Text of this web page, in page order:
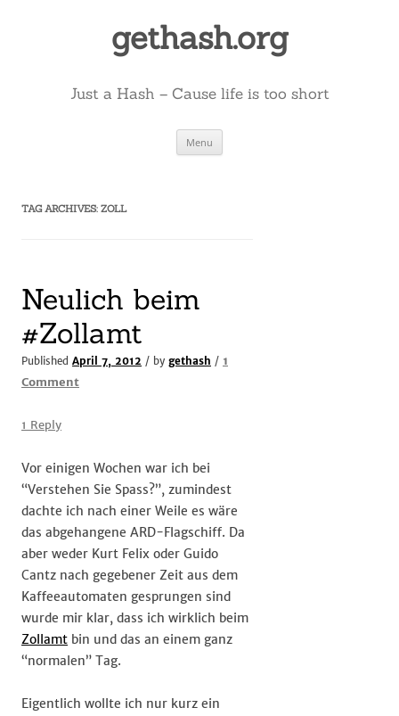
gethash.org
Just a Hash – Cause life is too short
Menu
TAG ARCHIVES: ZOLL
Neulich beim
#Zollamt
Published April 7, 2012 / by gethash / 1
Commenton
1 Reply
Vor einigen Wochen war ich bei
“Verstehen Sie Spass?”, zumindest
dachte ich nach einer Weile es wäre
das abgehangene ARD-Flagschiff. Da
aber weder Kurt Felix oder Guido
Cantz nach gegebener Zeit aus dem
Kaffeeautomaten gesprungen sind
wurde mir klar, dass ich wirklich beim
Zollamt bin und das an einem ganz
“normalen” Tag.
Eigentlich wollte ich nur kurz ein